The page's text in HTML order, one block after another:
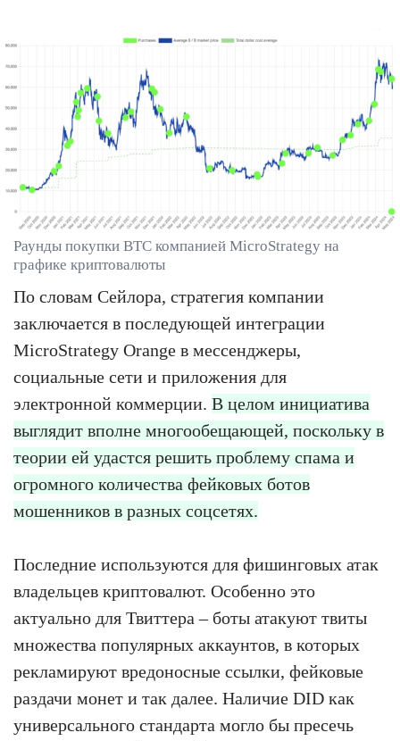
Раунды покупки BTC компанией MicroStrategy на
графике криптовалюты
По словам Сейлора, стратегия компании
заключается в последующей интеграции
MicroStrategy Orange в мессенджеры,
социальные сети и приложения для
электронной коммерции. В целом инициатива
выглядит вполне многообещающей, поскольку в
теории ей удастся решить проблему спама и
огромного количества фейковых ботов
мошенников в разных соцсетях.
Последние используются для фишинговых атак
владельцев криптовалют. Особенно это
актуально для Твиттера – боты атакуют твиты
множества популярных аккаунтов, в которых
рекламируют вредоносные ссылки, фейковые
раздачи монет и так далее. Наличие DID как
универсального стандарта могло бы пресечь